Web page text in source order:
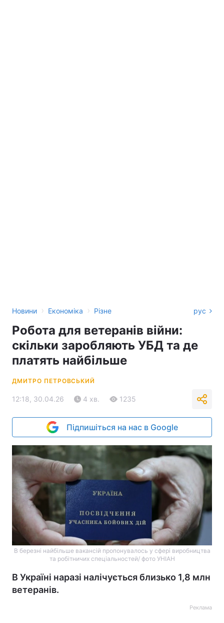
Новини › Економіка › Різне рус
Робота для ветеранів війни:
скільки заробляють УБД та де
платять найбільше
ДМИТРО ПЕТРОВСЬКИЙ
12:18, 30.04.26 4 хв. 1235
Підпишіться на нас в Google
В березні найбільше вакансій пропонувалось у сфері виробництва
та робітничих спеціальностей/ фото УНІАН
В Україні наразі налічується близько 1,8 млн
ветеранів.
Реклама